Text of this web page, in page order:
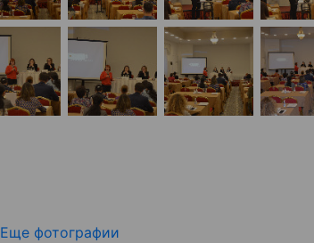
Еще фотографии